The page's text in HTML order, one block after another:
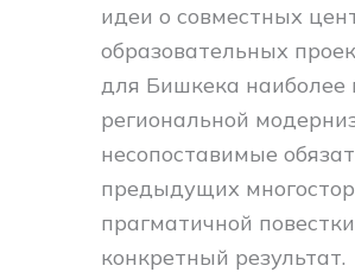
идеи о совместных
образовательных
для Бишкека наиболее
региональной
несопоставимые
предыдущих
прагматичной
конкретный результат.